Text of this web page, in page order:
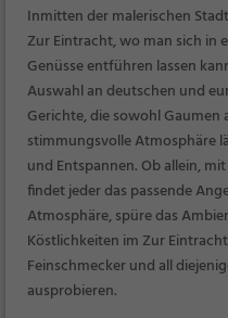
Inmitten der malerischen
Zur Eintracht, wo man sich in
Genüsse entführen lassen
Auswahl an deutschen und
Gerichte, die sowohl Gaumen
stimmungsvolle Atmosphäre
und Entspannen. Ob allein,
findet jeder das passende
Atmosphäre, spüre das
Köstlichkeiten im Zur
Feinschmecker und all
ausprobieren.